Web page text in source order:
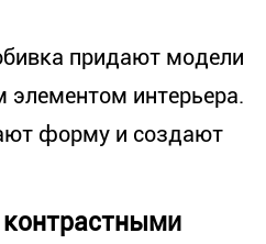
придают модели
интерьера.
форму и создают
контрастными